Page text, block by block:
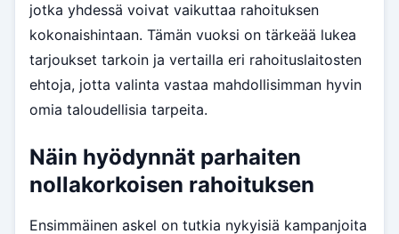
jotka yhdessä voivat vaikuttaa rahoituksen
kokonaishintaan. Tämän vuoksi on tärkeää lukea
tarjoukset tarkoin ja vertailla eri rahoituslaitosten
ehtoja, jotta valinta vastaa mahdollisimman hyvin
omia taloudellisia tarpeita.
Näin hyödynnät parhaiten
nollakorkoisen rahoituksen
Ensimmäinen askel on tutkia nykyisiä kampanjoita